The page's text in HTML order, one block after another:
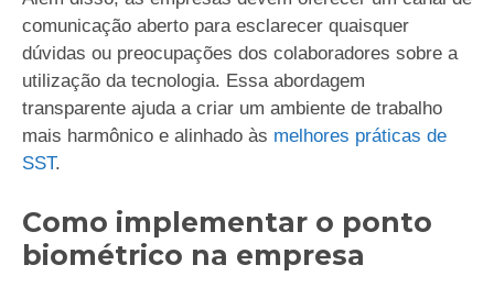
comunicação aberto para esclarecer quaisquer
dúvidas ou preocupações dos colaboradores sobre a
utilização da tecnologia. Essa abordagem
transparente ajuda a criar um ambiente de trabalho
mais harmônico e alinhado às melhores práticas de
SST.
Como implementar o ponto
biométrico na empresa